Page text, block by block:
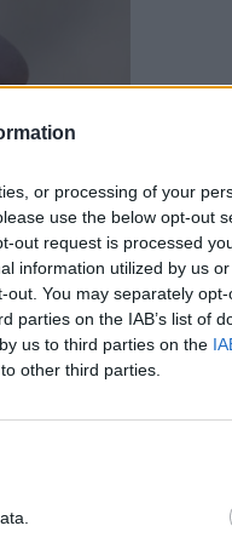
or processing of your
use the below opt-out
out request is processed
information utilized by us
You may separately
parties on the IAB’s list of
us to third parties on the
other third parties.
το κέρδος
μπορούμε
καρπό
δέντρο.
ένα
τον
η